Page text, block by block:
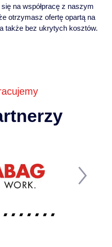
na współpracę z naszym
otrzymasz ofertę opartą na
także bez ukrytych kosztów.